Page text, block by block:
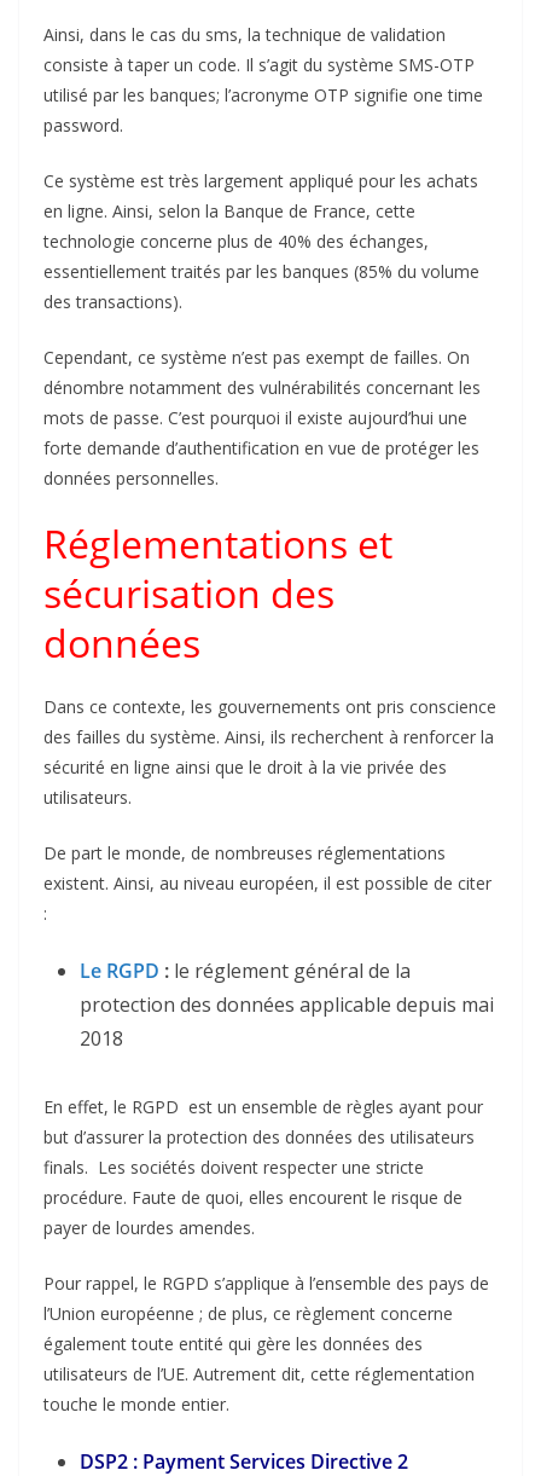
Ainsi, dans le cas du sms, la technique de validation
consiste à taper un code. Il s’agit du système SMS-OTP
utilisé par les banques; l’acronyme OTP signifie one time
password.
Ce système est très largement appliqué pour les achats
en ligne. Ainsi, selon la Banque de France, cette
technologie concerne plus de 40% des échanges,
essentiellement traités par les banques (85% du volume
des transactions).
Cependant, ce système n’est pas exempt de failles. On
dénombre notamment des vulnérabilités concernant les
mots de passe. C’est pourquoi il existe aujourd’hui une
forte demande d’authentification en vue de protéger les
données personnelles.
Réglementations et
sécurisation des
données
Dans ce contexte, les gouvernements ont pris conscience
des failles du système. Ainsi, ils recherchent à renforcer la
sécurité en ligne ainsi que le droit à la vie privée des
utilisateurs.
De part le monde, de nombreuses réglementations
existent. Ainsi, au niveau européen, il est possible de citer
:
Le RGPD : le réglement général de la
protection des données applicable depuis mai
2018
En effet, le RGPD est un ensemble de règles ayant pour
but d’assurer la protection des données des utilisateurs
finals. Les sociétés doivent respecter une stricte
procédure. Faute de quoi, elles encourent le risque de
payer de lourdes amendes.
Pour rappel, le RGPD s’applique à l’ensemble des pays de
l’Union européenne ; de plus, ce règlement concerne
également toute entité qui gère les données des
utilisateurs de l’UE. Autrement dit, cette réglementation
touche le monde entier.
DSP2 : Payment Services Directive 2